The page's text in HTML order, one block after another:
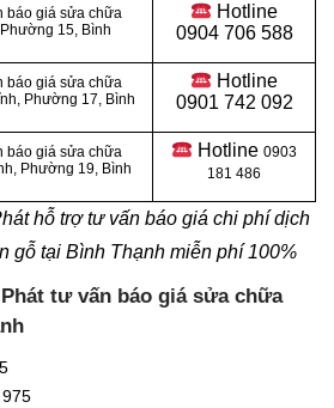
báo giá sửa chữa
15, Bình
Hotline
0904 706 588
báo giá sửa chữa
Phường 17, Bình
Hotline
0901 742 092
báo giá sửa chữa
Phường 19, Bình
Hotline0903
181 486
hỗ trợ tư vấn báo giá chi phí dịch
gỗ tại Bình Thạnh miễn phí 100%
tư vấn báo giá sửa chữa